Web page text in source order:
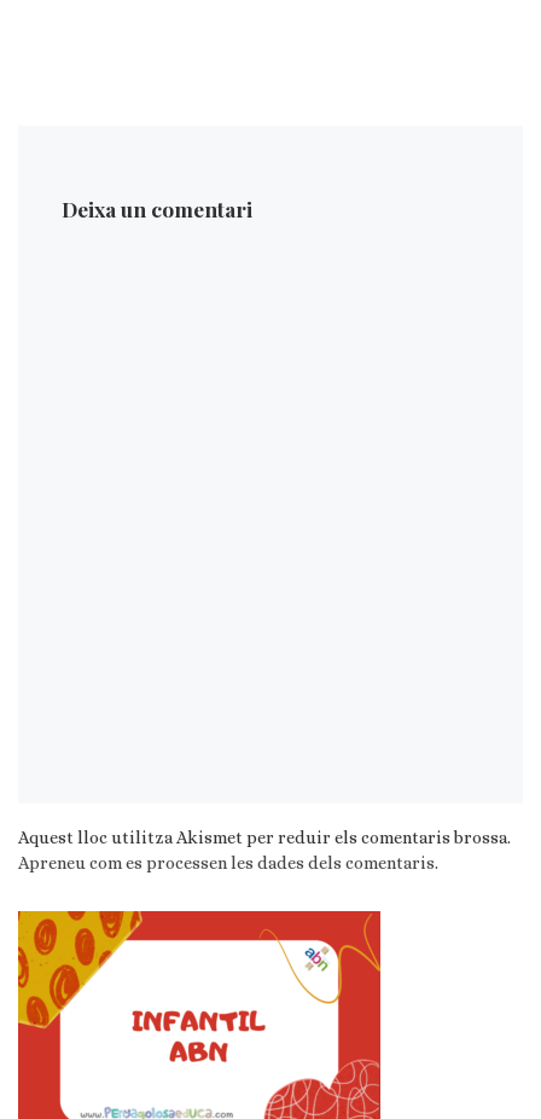
Deixa un comentari
Aquest lloc utilitza Akismet per reduir els comentaris brossa.
Apreneu com es processen les dades dels comentaris.